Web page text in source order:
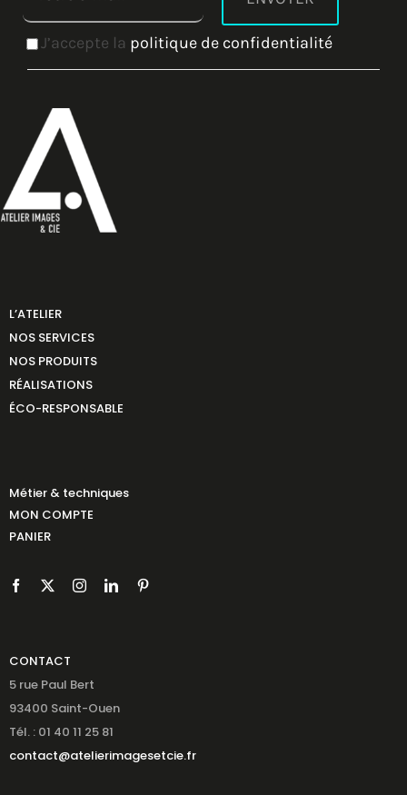
J’accepte la politique de confidentialité
L’ATELIER
NOS SERVICES
NOS PRODUITS
RÉALISATIONS
ÉCO-RESPONSABLE
Métier & techniques
MON COMPTE
PANIER
CONTACT
5 rue Paul Bert
93400 Saint-Ouen
Tél. : 01 40 11 25 81
contact@atelierimagesetcie.fr